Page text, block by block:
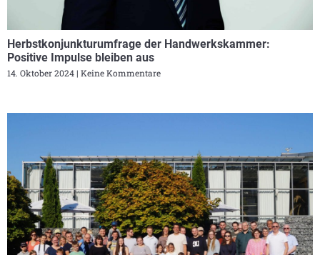
Herbstkonjunkturumfrage der Handwerkskammer:
Positive Impulse bleiben aus
14. Oktober 2024 Keine Kommentare